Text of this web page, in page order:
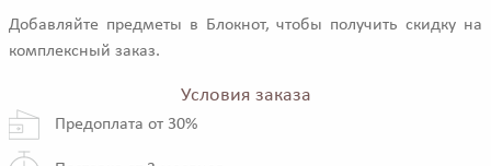
Добавляйте предметы в Блокнот, чтобы получить скидку на
комплексный заказ.
Условия заказа
Предоплата от 30%